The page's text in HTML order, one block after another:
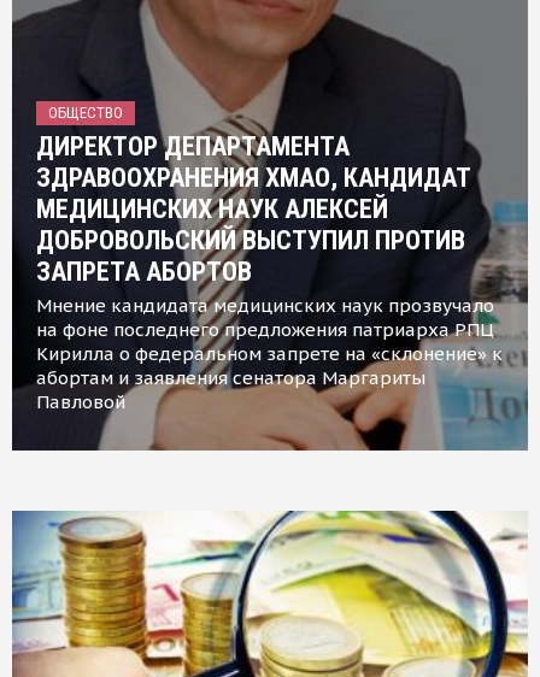
ОБЩЕСТВО
ДИРЕКТОР ДЕПАРТАМЕНТА
ЗДРАВООХРАНЕНИЯ ХМАО, КАНДИДАТ
МЕДИЦИНСКИХ НАУК АЛЕКСЕЙ
ДОБРОВОЛЬСКИЙ ВЫСТУПИЛ ПРОТИВ
ЗАПРЕТА АБОРТОВ
Мнение кандидата медицинских наук прозвучало
на фоне последнего предложения патриарха РПЦ
Кирилла о федеральном запрете на «склонение» к
абортам и заявления сенатора Маргариты
Павловой